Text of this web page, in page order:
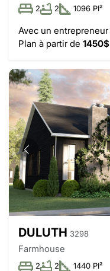
2 2 1096 PI²
Avec un entrepreneur
Plan à partir de 1450$
DULUTH 3298
Farmhouse
2 2 1440 PI²